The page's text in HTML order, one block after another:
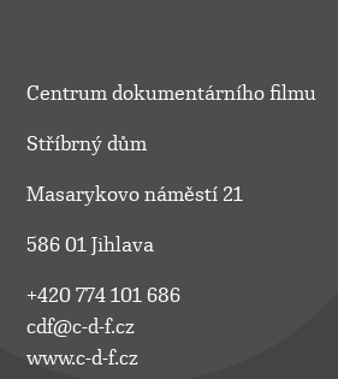
Centrum dokumentárního filmu
Stříbrný dům
Masarykovo náměstí 21
586 01 Jihlava
+420 774 101 686
cdf@c-d-f.cz
www.c-d-f.cz